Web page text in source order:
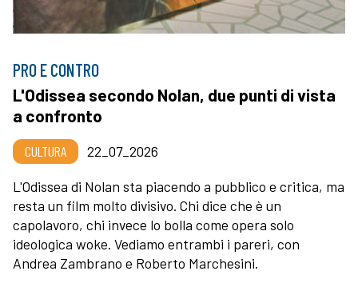
PRO E CONTRO
L'Odissea secondo Nolan, due punti di vista
a confronto
CULTURA
22_07_2026
L'Odissea di Nolan sta piacendo a pubblico e critica, ma
resta un film molto divisivo. Chi dice che è un
capolavoro, chi invece lo bolla come opera solo
ideologica woke. Vediamo entrambi i pareri, con
Andrea Zambrano e Roberto Marchesini.